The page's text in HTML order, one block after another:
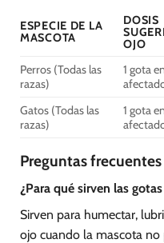
ESPECIE DE LA
MASCOTA
DOSIS
OJO
Perros (Todas las
razas)
1 gota
Gatos (Todas las
razas)
1 gota
Preguntas frecuentes
¿Para qué sirven las
Sirven para humectar,
ojo cuando la mascota no